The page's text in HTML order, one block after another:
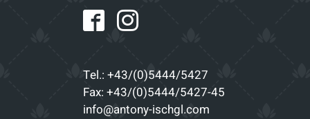
Tel.: +43/(0)5444/5427
Fax: +43/(0)5444/5427-45
info@antony-ischgl.com